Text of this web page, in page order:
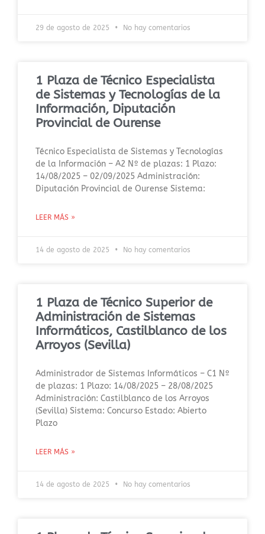
29 de agosto de 2025 No hay comentarios
1 Plaza de Técnico Especialista
de Sistemas y Tecnologías de la
Información, Diputación
Provincial de Ourense
Técnico Especialista de Sistemas y Tecnologías
de la Información – A2 Nº de plazas: 1 Plazo:
14/08/2025 – 02/09/2025 Administración:
Diputación Provincial de Ourense Sistema:
LEER MÁS »
14 de agosto de 2025 No hay comentarios
1 Plaza de Técnico Superior de
Administración de Sistemas
Informáticos, Castilblanco de los
Arroyos (Sevilla)
Administrador de Sistemas Informáticos – C1 Nº
de plazas: 1 Plazo: 14/08/2025 – 28/08/2025
Administración: Castilblanco de los Arroyos
(Sevilla) Sistema: Concurso Estado: Abierto
Plazo
LEER MÁS »
14 de agosto de 2025 No hay comentarios